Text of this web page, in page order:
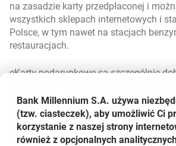
na zasadzie karty przedpłaconej i
wszystkich sklepach internetowych i
Polsce, w tym nawet na stacjach
restauracjach.
eKarty podarunkowe są szczególnie
(np. prezentem na Święta
ZFŚS) lub klientów (np. w ramach
produktów z oferty firmy). Karta jest
nie pociąga za sobą dodatkowych
Bank Millennium S.A. używa
(tzw. ciasteczek), aby umożliwić Ci
korzystanie z naszej strony
również z opcjonalnych